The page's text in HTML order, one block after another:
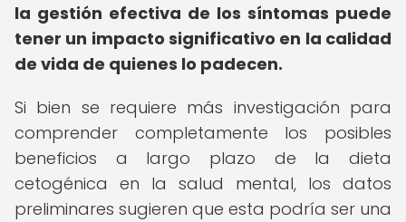
la gestión efectiva de los síntomas puede
tener un impacto significativo en la calidad
de vida de quienes lo padecen.
Si bien se requiere más investigación para
comprender completamente los posibles
beneficios a largo plazo de la dieta
cetogénica en la salud mental, los datos
preliminares sugieren que esta podría ser una